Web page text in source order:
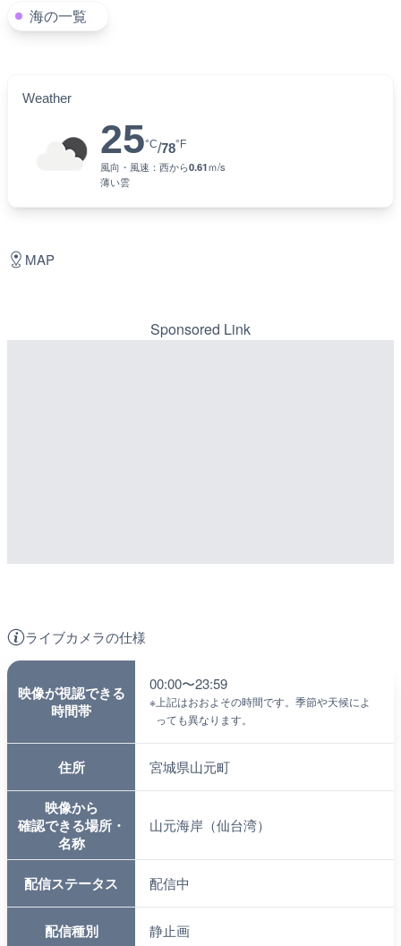
海の一覧
Weather
25°C/78°F
風向・風速： 西から0.61ｍ/s
薄い雲
ライブカメラの仕様
映像が視認できる
時間帯
00:00〜23:59
※ 上記はおおよその時間です。季節や天候によ
っても異なります。
住所 宮城県山元町
映像から
確認できる場所・
名称
山元海岸（仙台湾）
配信ステータス 配信中
配信種別 静止画
MAP
Sponsored Link